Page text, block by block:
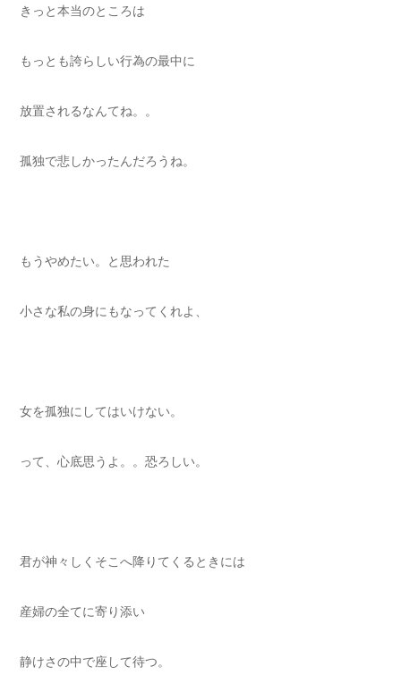
きっと本当のところは
もっとも誇らしい行為の最中に
放置されるなんてね。。
孤独で悲しかったんだろうね。
もうやめたい。と思われた
小さな私の身にもなってくれよ、
女を孤独にしてはいけない。
って、心底思うよ。。恐ろしい。
君が神々しくそこへ降りてくるときには
産婦の全てに寄り添い
静けさの中で座して待つ。